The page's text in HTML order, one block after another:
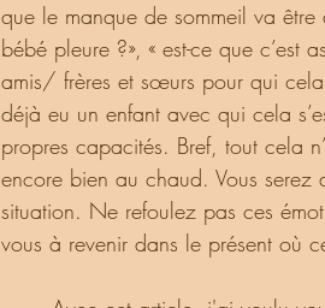
que le manque de sommeil va
bébé pleure ?», « est-ce que c’est
amis/ frères et sœurs pour qui cela
déjà eu un enfant avec qui cela
propres capacités. Bref, tout cela
encore bien au chaud. Vous
situation. Ne refoulez pas ces
vous à revenir dans le présent où